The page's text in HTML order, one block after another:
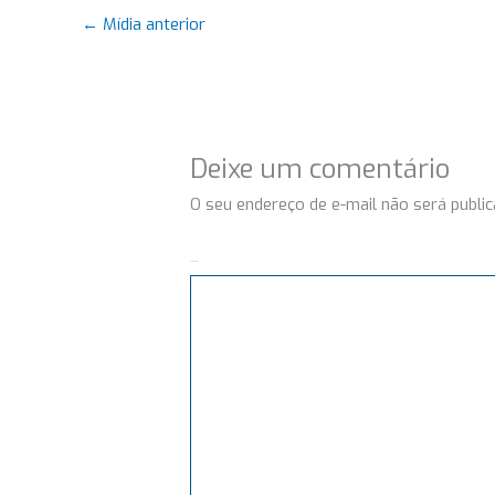
← Mídia anterior
Deixe um comentário
O seu endereço de e-mail não será